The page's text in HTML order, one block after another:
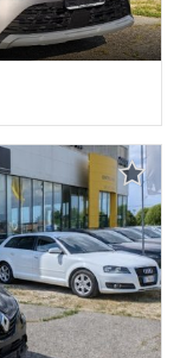
• 5 Porte • ABS •
testa • Autoradio •
• Cerchi in
elettronico
• Fari LED •
• Isofix •
segnali stradali •
• Servosterzo •
laterali elettrici •
Volante multifunzione